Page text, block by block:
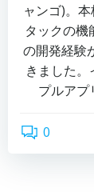
ャンゴ)。
タックの機
の開発経験
きました
プルアプ
0